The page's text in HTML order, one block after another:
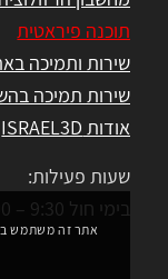
תוכנה פיראטית
שירות ותמיכה
שירות תמיכה
אודות ISRAEL3D
שעות פעילות:
בימי חול 9:30 – 17:00
אתר זה משתמש